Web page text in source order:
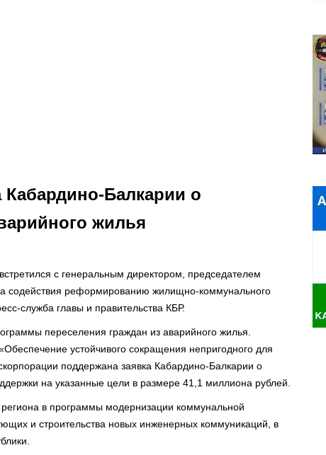
Балкарии о
жилья
с генеральным директором, председателем
содействия реформированию жилищно-коммунального
служба главы и правительства КБР.
переселения граждан из аварийного жилья.
устойчивого сокращения непригодного для
поддержана заявка Кабардино-Балкарии о
на указанные цели в размере 41,1 миллиона рублей.
в программы модернизации коммунальной
и строительства новых инженерных коммуникаций, в